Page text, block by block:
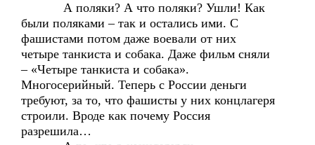
А поляки? А что поляки? Ушли! Как
были поляками – так и остались ими. С
фашистами потом даже воевали от них
четыре танкиста и собака. Даже фильм сняли
– «Четыре танкиста и собака».
Многосерийный. Теперь с России деньги
требуют, за то, что фашисты у них концлагеря
строили. Вроде как почему Россия
разрешила…